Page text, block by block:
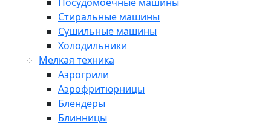
Стиральные машины
Сушильные машины
Холодильники
Мелкая техника
Аэрогрили
Аэрофритюрницы
Блендеры
Блинницы